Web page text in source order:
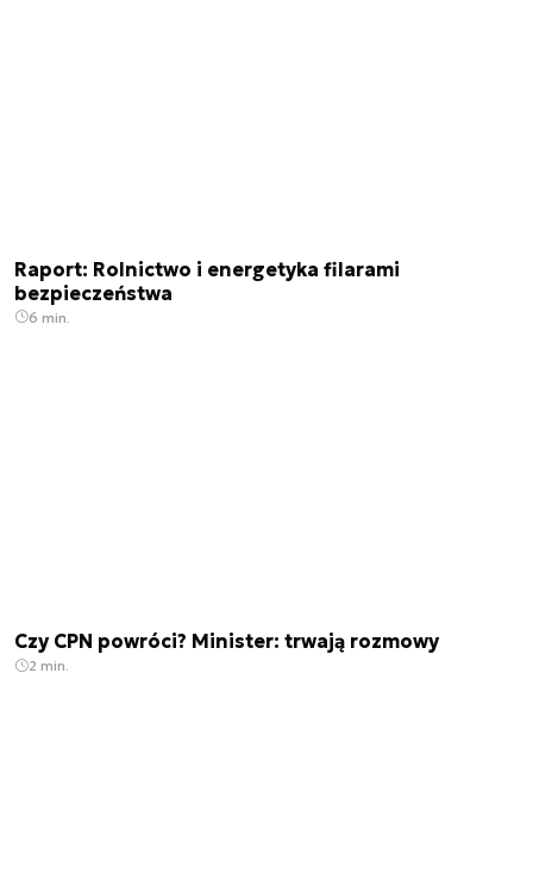
Raport: Rolnictwo i energetyka filarami
bezpieczeństwa
6 min.
Czy CPN powróci? Minister: trwają rozmowy
2 min.